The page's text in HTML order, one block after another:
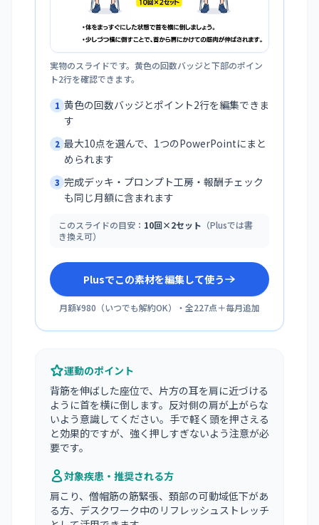
実物のスライドです。黄色の回数バッジと下部のポイン
ト2行を確認できます。
1 黄色の回数バッジとポイント2行を編集できま
す
2 最大10点を選んで、1つのPowerPointにまと
められます
3 完成デッキ・プロンプト工房・報酬チェック
も同じ月額に含まれます
このスライドの目安： 10回×2セット （Plusでは書
き換え可）
Plusでこの素材を編集して使う
月額¥980 （いつでも解約OK）・全227点＋毎月追加
運動のポイント
背筋を伸ばした座位で、片方の耳を肩に近づける
ように首を横に倒します。反対側の肩が上がらな
いよう意識してください。手で軽く頭を押さえる
と効果的ですが、強く押しすぎないよう注意が必
要です。
対象疾患・推奨される方
肩こり、僧帽筋の筋緊張、頚部の可動域低下があ
る方、デスクワーク中のリフレッシュストレッチ